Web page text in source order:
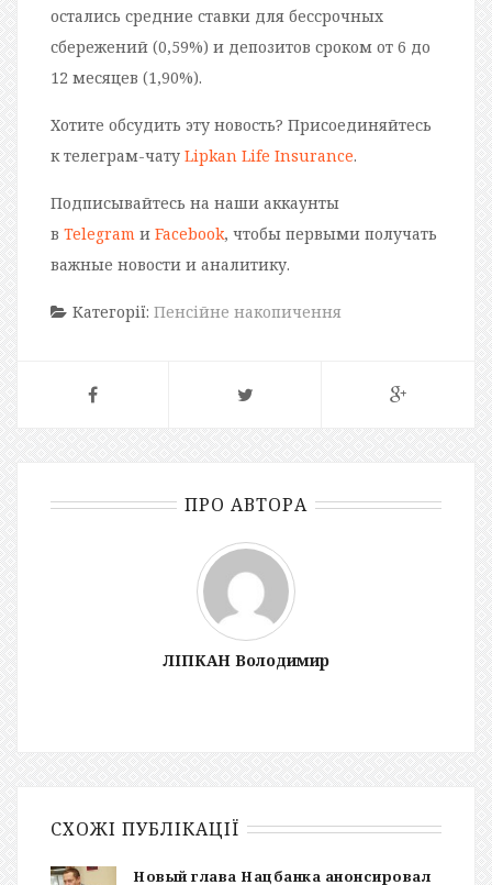
остались средние ставки для бессрочных
сбережений (0,59%) и депозитов сроком от 6 до
12 месяцев (1,90%).
Хотите обсудить эту новость? Присоединяйтесь
к телеграм-чату Lipkan Life Insurance.
Подписывайтесь на наши аккаунты
в Telegram и Facebook, чтобы первыми получать
важные новости и аналитику.
Категорії: Пенсійне накопичення
ПРО АВТОРА
ЛІПКАН Володимир
СХОЖІ ПУБЛІКАЦІЇ
Новый глава Нацбанка анонсировал